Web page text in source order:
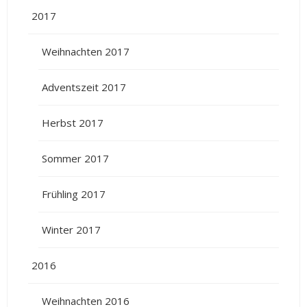
2017
Weihnachten 2017
Adventszeit 2017
Herbst 2017
Sommer 2017
Frühling 2017
Winter 2017
2016
Weihnachten 2016